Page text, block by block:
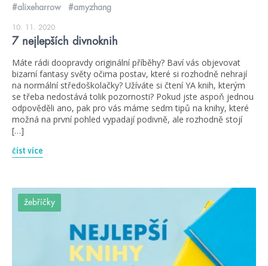
#alixeharrow #amyzhang
10. 11. 2020
7 nejlepších divnoknih
Máte rádi doopravdy originální příběhy? Baví vás objevovat
bizarní fantasy světy očima postav, které si rozhodně nehrají
na normální středoškolačky? Užíváte si čtení YA knih, kterým
se třeba nedostává tolik pozornosti? Pokud jste aspoň jednou
odpověděli ano, pak pro vás máme sedm tipů na knihy, které
možná na první pohled vypadají podivně, ale rozhodně stojí
[…]
číst více
žebříčky